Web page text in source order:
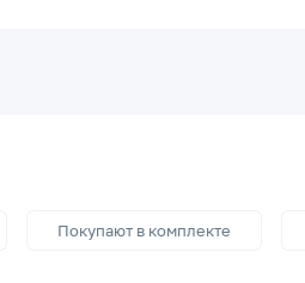
Покупают в комплекте